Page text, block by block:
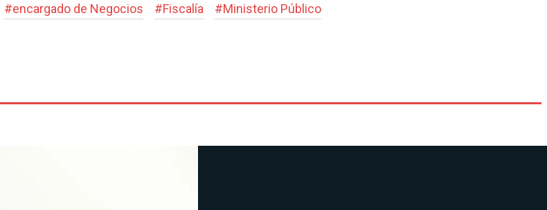
#encargado de Negocios #Fiscalía #Ministerio Público